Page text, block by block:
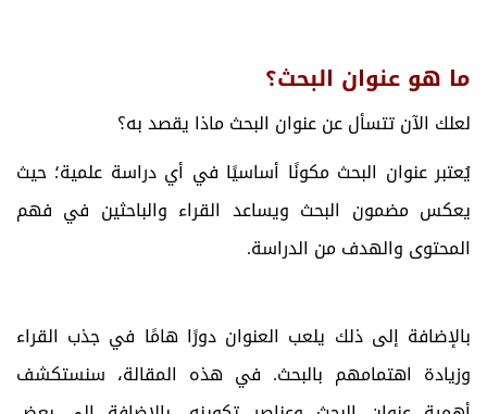
ما هو عنوان البحث؟
لعلك الآن تتسأل عن عنوان البحث ماذا يقصد به؟
يُعتبر عنوان البحث مكونًا أساسيًا في أي دراسة علمية؛ حيث
يعكس مضمون البحث ويساعد القراء والباحثين في فهم
المحتوى والهدف من الدراسة.
بالإضافة إلى ذلك يلعب العنوان دورًا هامًا في جذب القراء
وزيادة اهتمامهم بالبحث. في هذه المقالة، سنستكشف